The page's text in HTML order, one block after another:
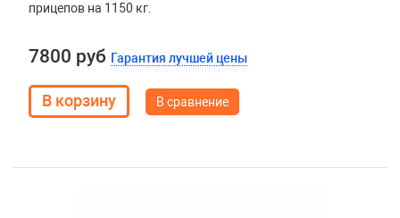
прицепов на 1150 кг.
7800 руб Гарантия лучшей цены
В сравнение